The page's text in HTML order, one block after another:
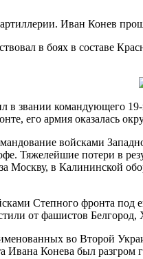
Иван Конев
в боях в составе
командующего 19-й
его армия оказалась
войсками
Тяжелейшие потери в
Москву, в Калининской
Степного фронта под
от фашистов
во Второй
Конева был разгром